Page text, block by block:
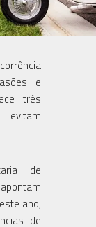
e
três
de
ano,
de